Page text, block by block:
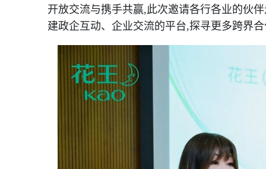
开放交流与携手共赢,此次邀请各行各业的伙
建政企互动、企业交流的平台,探寻更多跨界